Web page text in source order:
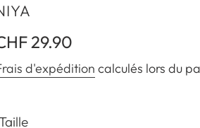
29.90
d'expédition calculés lors du